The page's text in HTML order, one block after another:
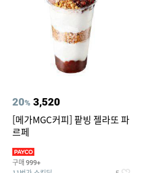
20% 3,520
[메가MGC커피] 팥빙 젤라또 파
르페
구매 999+